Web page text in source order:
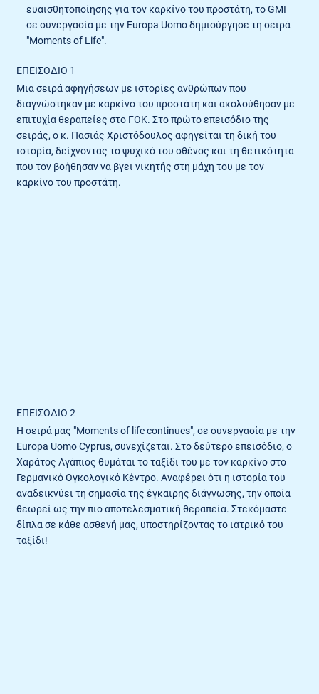
ευαισθητοποίησης για τον καρκίνο του προστάτη, το GMI
σε συνεργασία με την Europa Uomo δημιούργησε τη σειρά
"Moments of Life".
ΕΠΕΙΣΌΔΙΟ 1
Μια σειρά αφηγήσεων με ιστορίες ανθρώπων που
διαγνώστηκαν με καρκίνο του προστάτη και ακολούθησαν με
επιτυχία θεραπείες στο ΓΟΚ. Στο πρώτο επεισόδιο της
σειράς, ο κ. Πασιάς Χριστόδουλος αφηγείται τη δική του
ιστορία, δείχνοντας το ψυχικό του σθένος και τη θετικότητα
που τον βοήθησαν να βγει νικητής στη μάχη του με τον
καρκίνο του προστάτη.
ΕΠΕΙΣΌΔΙΟ 2
Η σειρά μας "Moments of life continues", σε συνεργασία με την
Europa Uomo Cyprus, συνεχίζεται. Στο δεύτερο επεισόδιο, ο
Χαράτος Αγάπιος θυμάται το ταξίδι του με τον καρκίνο στο
Γερμανικό Ογκολογικό Κέντρο. Αναφέρει ότι η ιστορία του
αναδεικνύει τη σημασία της έγκαιρης διάγνωσης, την οποία
θεωρεί ως την πιο αποτελεσματική θεραπεία. Στεκόμαστε
δίπλα σε κάθε ασθενή μας, υποστηρίζοντας το ιατρικό του
ταξίδι!